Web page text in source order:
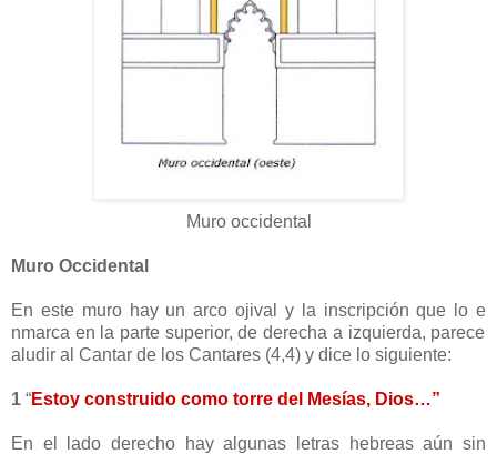
Muro occidental
Muro Occidental
En este muro hay un arco ojival y la inscripción que lo e
nmarca en la parte superior, de derecha a izquierda, parece
aludir al Cantar de los Cantares (4,4) y dice lo siguiente:
1 “Estoy construido como torre del Mesías, Dios…”
En el lado derecho hay algunas letras hebreas aún sin